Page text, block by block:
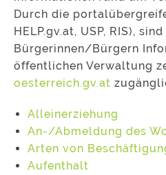
Durch die
HELP.gv.at, USP, RIS),
Bürgerinnen/Bürgern
öffentlichen Verwaltung
oesterreich.gv.at
Alleinerziehung
An-/Abmeldung des
Arten von
Aufenthalt